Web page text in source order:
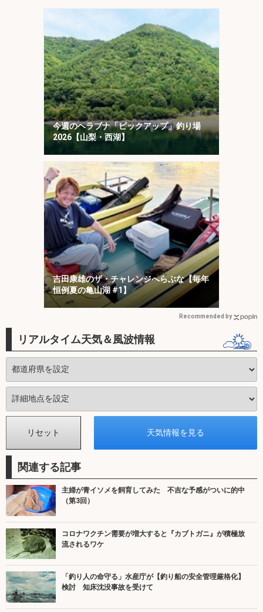
今週のヘラブナ「ピックアップ」釣り場
2026【山梨・西湖】
吉田康雄のザ・チャレンジへらぶな【毎年
恒例夏の亀山湖 #1】
Recommended by
リアルタイム天気＆風波情報
関連する記事
主婦が青イソメを飼育してみた 不吉な予感がついに的中
（第3回）
コロナワクチン需要が増大すると『カブトガニ』が積極放
流されるワケ
「釣り人の命守る」水産庁が【釣り船の安全管理厳格化】
検討 知床沈没事故を受けて